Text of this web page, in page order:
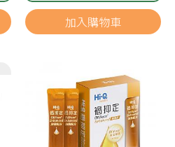
加入購物車